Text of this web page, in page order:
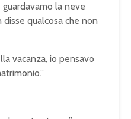
la neve
qualcosa che non
vacanza, io pensavo